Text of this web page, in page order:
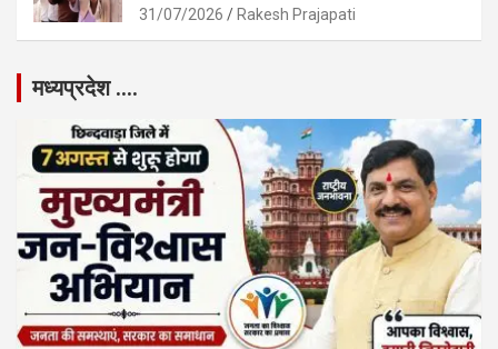
31/07/2026 Rakesh Prajapati
मध्यप्रदेश ….